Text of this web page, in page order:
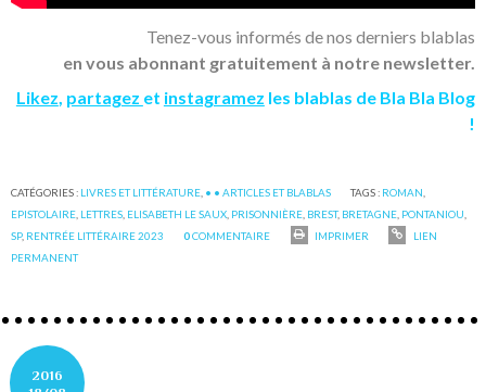
Tenez-vous informés de nos derniers blablas
en vous abonnant gratuitement à notre newsletter.
Likez, partagez et instagramez les blablas de Bla Bla Blog
!
CATÉGORIES : LIVRES ET LITTÉRATURE • • ARTICLES ET BLABLAS TAGS : ROMAN
EPISTOLAIRE LETTRES ELISABETH LE SAUX PRISONNIÈRE BREST, BRETAGNE PONTANIOU
SP, RENTRÉE LITTÉRAIRE 2023 0COMMENTAIRE IMPRIMER
LIEN
PERMANENT
2016